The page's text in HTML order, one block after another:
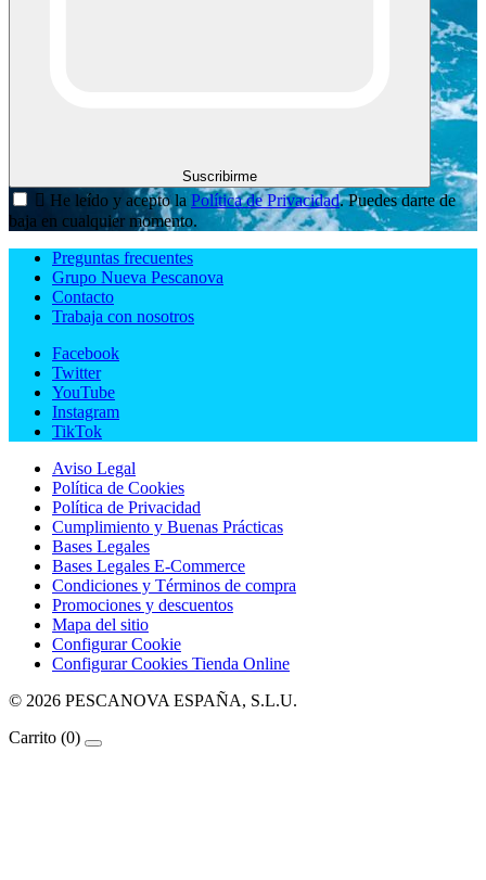
Suscribirme
 He leído y acepto la Política de Privacidad. Puedes darte de
baja en cualquier momento.
Preguntas frecuentes
Grupo Nueva Pescanova
Contacto
Trabaja con nosotros
Facebook
Twitter
YouTube
Instagram
TikTok
Aviso Legal
Política de Cookies
Política de Privacidad
Cumplimiento y Buenas Prácticas
Bases Legales
Bases Legales E-Commerce
Condiciones y Términos de compra
Promociones y descuentos
Mapa del sitio
Configurar Cookie
Configurar Cookies Tienda Online
© 2026 PESCANOVA ESPAÑA, S.L.U.
Carrito (0)